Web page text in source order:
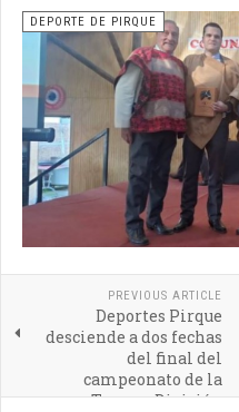
DEPORTE DE PIRQUE
PREVIOUS ARTICLE
Deportes Pirque
desciende a dos fechas
del final del
campeonato de la
Tercera División